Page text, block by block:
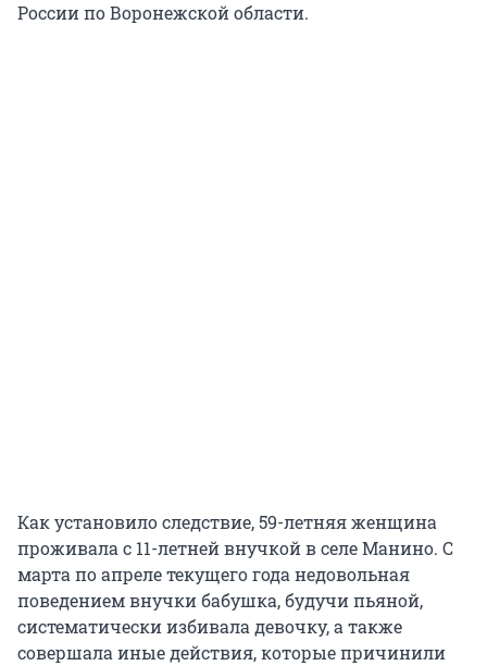
России по Воронежской области.
Как установило следствие, 59-летняя женщина
проживала с 11-летней внучкой в селе Манино. С
марта по апреле текущего года недовольная
поведением внучки бабушка, будучи пьяной,
систематически избивала девочку, а также
совершала иные действия, которые причинили